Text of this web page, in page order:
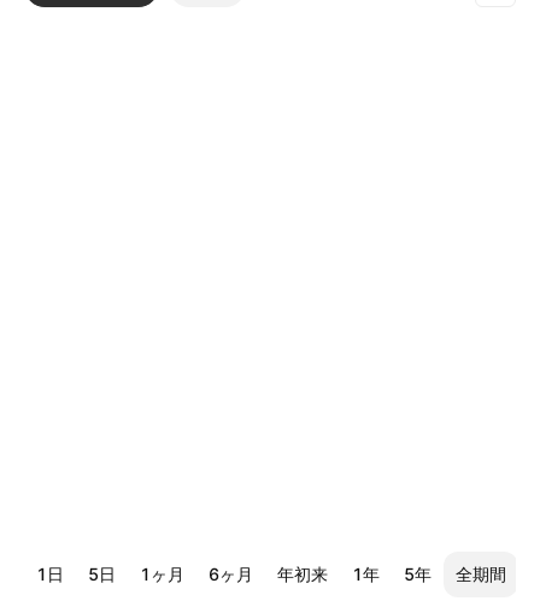
1日 5日 1ヶ月 6ヶ月 年初来 1年 5年 全期間